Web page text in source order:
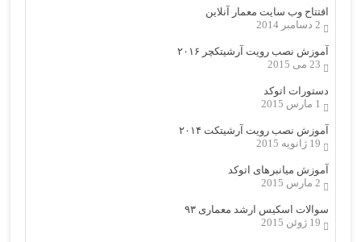
افتتاح وب سایت معمار آنلاین
2 دسامبر 2014
آموزش نصب رویت آرشیتکچر ۲۰۱۶
23 می 2015
دستورات اتوکد
1 مارس 2015
آموزش نصب رویت آرشیتکت ۲۰۱۴
19 ژانویه 2015
آموزش میانبرهای اتوکد
2 مارس 2015
سوالات اسکیس ارشد معماری ۹۳
19 ژوئن 2015